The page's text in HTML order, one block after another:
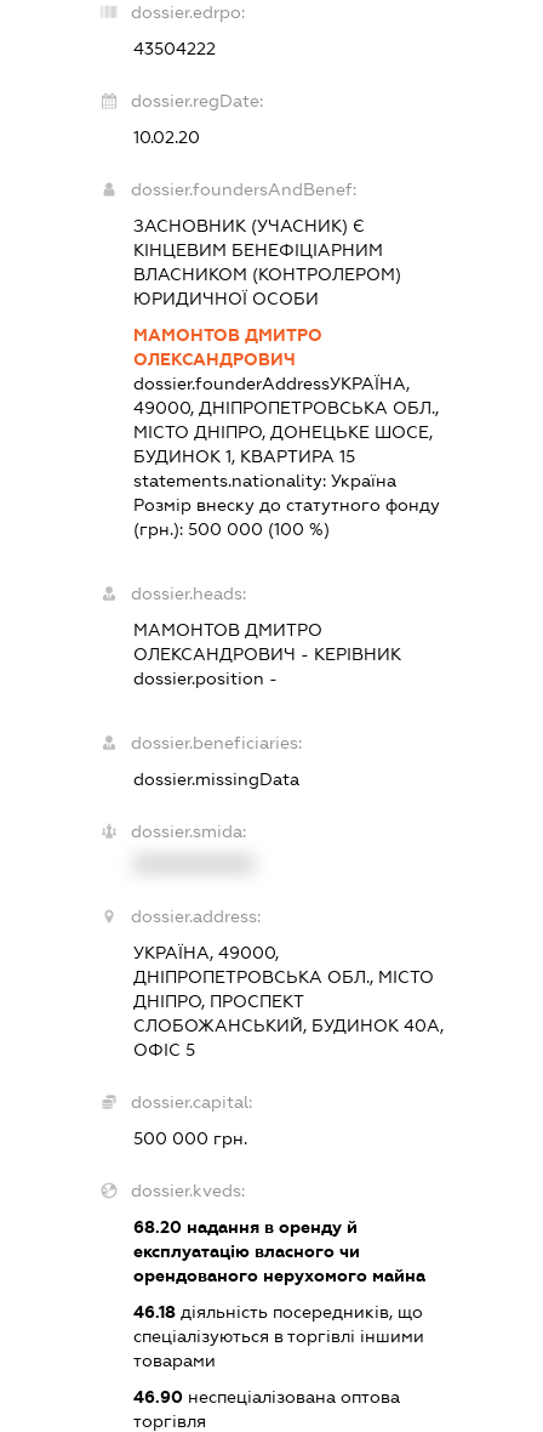
dossier.edrpo:
43504222
dossier.regDate:
10.02.20
dossier.foundersAndBenef:
ЗАСНОВНИК (УЧАСНИК) Є
КІНЦЕВИМ БЕНЕФІЦІАРНИМ
ВЛАСНИКОМ (КОНТРОЛЕРОМ)
ЮРИДИЧНОЇ ОСОБИ
МАМОНТОВ ДМИТРО
ОЛЕКСАНДРОВИЧ
dossier.founderAddressУКРАЇНА,
49000, ДНІПРОПЕТРОВСЬКА ОБЛ.,
МІСТО ДНІПРО, ДОНЕЦЬКЕ ШОСЕ,
БУДИНОК 1, КВАРТИРА 15
statements.nationality: Україна
Розмір внеску до статутного фонду
(грн.): 500 000 (100 %)
dossier.heads:
МАМОНТОВ ДМИТРО
ОЛЕКСАНДРОВИЧ - КЕРІВНИК
dossier.position -
dossier.beneficiaries:
dossier.missingData
dossier.smida:
dossier.address:
УКРАЇНА, 49000,
ДНІПРОПЕТРОВСЬКА ОБЛ., МІСТО
ДНІПРО, ПРОСПЕКТ
СЛОБОЖАНСЬКИЙ, БУДИНОК 40А,
ОФІС 5
dossier.capital:
500 000 грн.
dossier.kveds:
68.20надання в оренду й
експлуатацію власного чи
орендованого нерухомого майна
46.18діяльність посередників, що
спеціалізуються в торгівлі іншими
товарами
46.90неспеціалізована оптова
торгівля